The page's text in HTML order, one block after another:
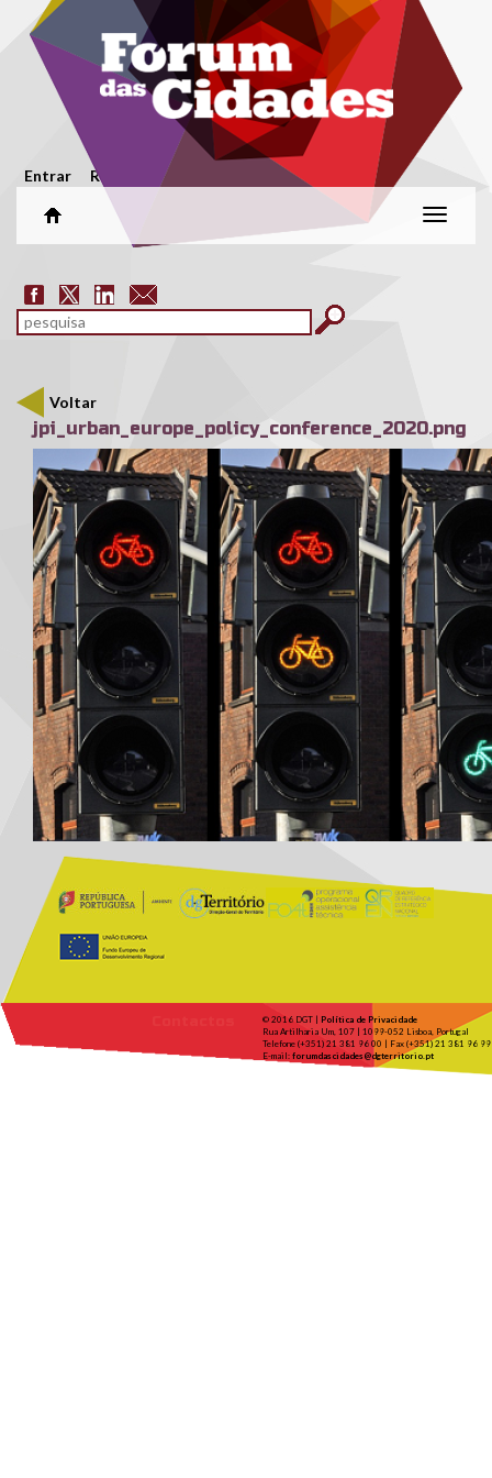
Passar para o conteúdo principal
Menu secundário
Entrar Registar
Alterar
Formulário de pesquisa
pesquisar
Voltar
jpi_urban_europe_policy_conference_2020.png
© 2016 DGT | Política de Privacidade
Rua Artilharia Um, 107 | 1099-052 Lisboa, Portugal
Telefone (+351) 21 381 96 00 | Fax (+351) 21 381 96 99
E-mail: forumdascidades@dgterritorio.pt